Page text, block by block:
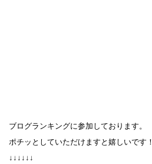
ブログランキングに参加しております。
ポチッとしていただけますと嬉しいです！
↓↓↓↓↓↓